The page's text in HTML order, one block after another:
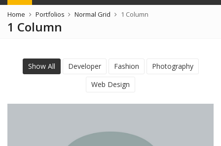
Home Portfolios Normal Grid 1 Column
1 Column
Show All Developer Fashion
Photography
Web Design